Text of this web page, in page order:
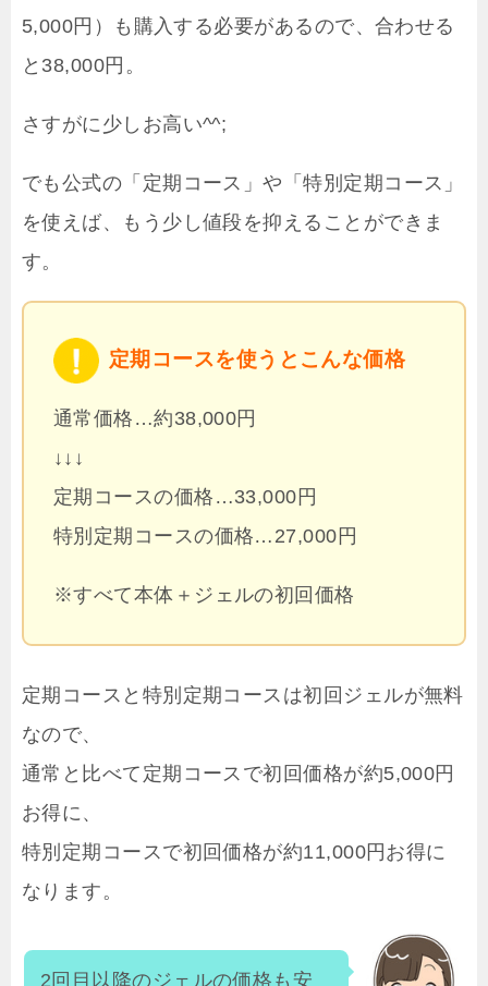
5,000円）も購入する必要があるので、合わせる
と38,000円。
さすがに少しお高い^^;
でも公式の「定期コース」や「特別定期コース」
を使えば、もう少し値段を抑えることができま
す。
定期コースを使うとこんな価格
通常価格…約38,000円
↓↓↓
定期コースの価格…33,000円
特別定期コースの価格…27,000円
※すべて本体＋ジェルの初回価格
定期コースと特別定期コースは初回ジェルが無料
なので、
通常と比べて定期コースで初回価格が約5,000円
お得に、
特別定期コースで初回価格が約11,000円お得に
なります。
2回目以降のジェルの価格も安